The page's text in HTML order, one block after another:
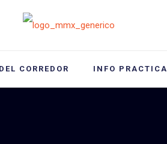
CORREDOR INFO PRACTICA